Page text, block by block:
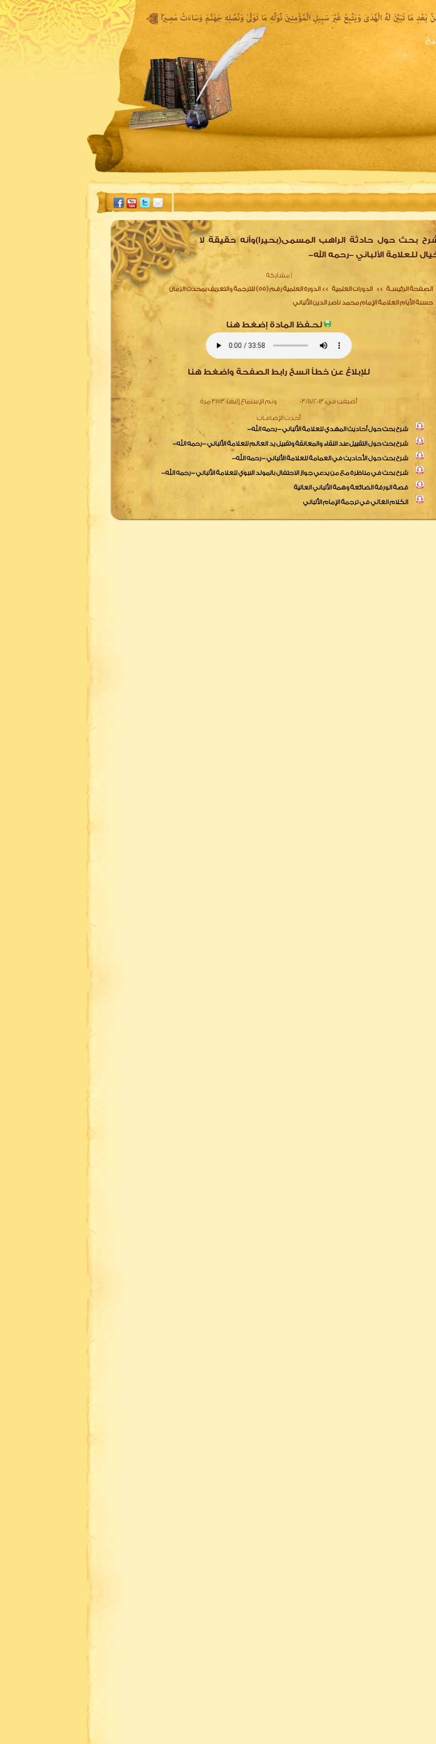
الشيخ المكتبة المقروءة المكتبة الصوتية المكتبة المرئية
بحث حول حادثة الراهب المسمى(بحيرا)وأنه حقيقة لا
للعلامة الألباني -رحمه الله-
مشاركة
الصفحة الرئيسـة >> الدورات العلمية >>
الدورة العلمية رقم (55) للترجمة والتعريف بمحدث الزمان
حسنة الأيام العلامة الإمام محمد ناصر الدين الألباني
لحـفظ المادة إضغط هنا
للإبلاغ عن خطأ انسخ رابط الصفحة واضغط هنا
أضيفت في: 03/11/2013 وتم الإستماع إليها: 3153 مرة
أحدث الإضافـات
شرح بحث حول أحاديث المهدي للعلامة الألباني -رحمه الله-
شرح بحث حول التقبيل عند اللقاء والمعانقة وتقبيل يد العالم للعلامة الألباني -رحمه الله-
شرح بحث حول الأحاديث في العمامة للعلامة الألباني -رحمه الله-
شرح بحث في مناظرة مع من يدعي جواز الاحتفال بالمولد النبوي للعلامة الألباني -رحمه الله-
قصة الورقة الضائعة وهمة الألباني العالية
الكلام الغالي في ترجمة الإمام الألباني